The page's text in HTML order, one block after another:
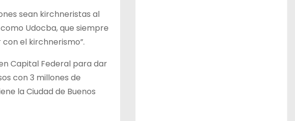
sean kirchneristas al
Udocba, que siempre
el kirchnerismo”.
Capital Federal para dar
con 3 millones de
la Ciudad de Buenos